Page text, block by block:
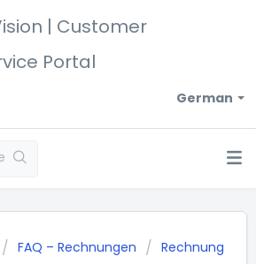
| Customer
Portal
German
FAQ – Rechnungen Rechnung